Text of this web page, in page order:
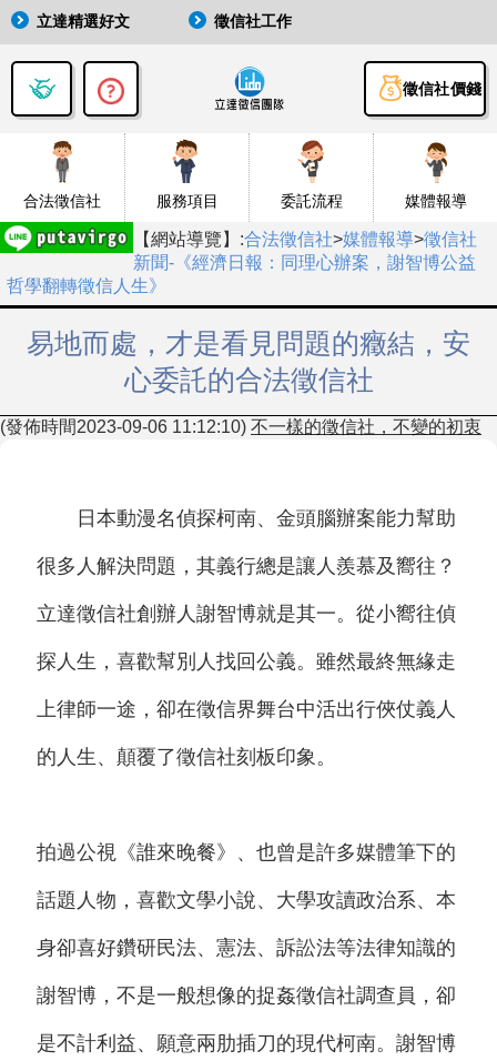
合法徵信社 服務項目 委託流程 媒體報導
徵信社價錢
立達精選好文 徵信社工作
【網站導覽】:合法徵信社>媒體報導>徵信社
新聞-《經濟日報：同理心辦案，謝智博公益
哲學翻轉徵信人生》
易地而處，才是看見問題的癥結，安
心委託的合法徵信社
(發佈時間2023-09-06 11:12:10) 不一樣的徵信社，不變的初衷
日本動漫名偵探柯南、金頭腦辦案能力幫助
很多人解決問題，其義行總是讓人羨慕及嚮往？
立達徵信社創辦人謝智博就是其一。從小嚮往偵
探人生，喜歡幫別人找回公義。雖然最終無緣走
上律師一途，卻在徵信界舞台中活出行俠仗義人
的人生、顛覆了徵信社刻板印象。
拍過公視《誰來晚餐》、也曾是許多媒體筆下的
話題人物，喜歡文學小說、大學攻讀政治系、本
身卻喜好鑽研民法、憲法、訴訟法等法律知識的
謝智博，不是一般想像的捉姦徵信社調查員，卻
是不計利益、願意兩肋插刀的現代柯南。謝智博